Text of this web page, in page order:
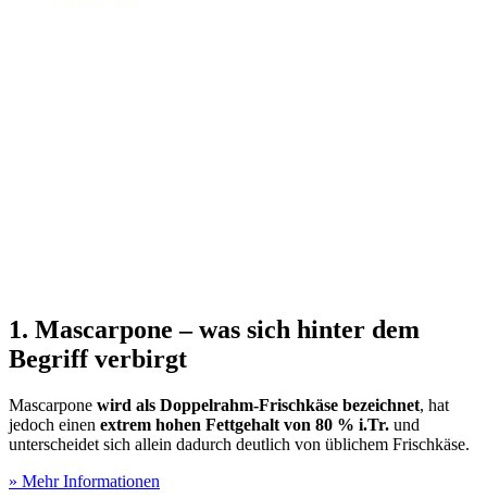
1. Mascarpone – was sich hinter dem
Begriff verbirgt
Mascarpone wird als Doppelrahm-Frischkäse bezeichnet, hat
jedoch einen extrem hohen Fettgehalt von 80 % i.Tr. und
unterscheidet sich allein dadurch deutlich von üblichem Frischkäse.
» Mehr Informationen